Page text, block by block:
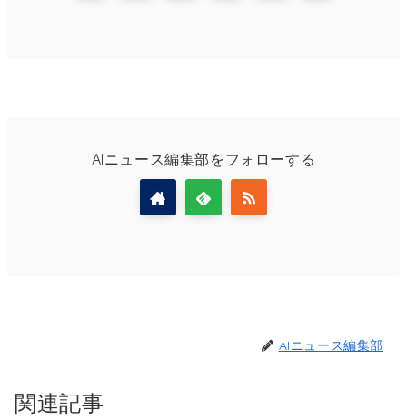
AIニュース編集部をフォローする
AIニュース編集部
関連記事